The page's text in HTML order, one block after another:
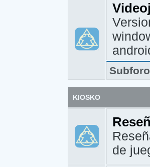
KIOSKO
de